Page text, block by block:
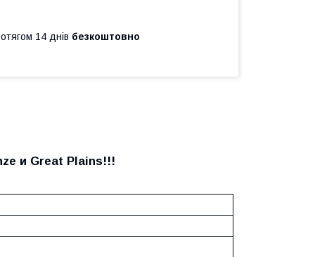
14 днів безкоштовно
и Great Plains!!!